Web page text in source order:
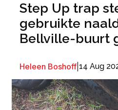
Step Up trap
gebruikte
Bellville-buurt
Heleen Boshoff 14 Aug